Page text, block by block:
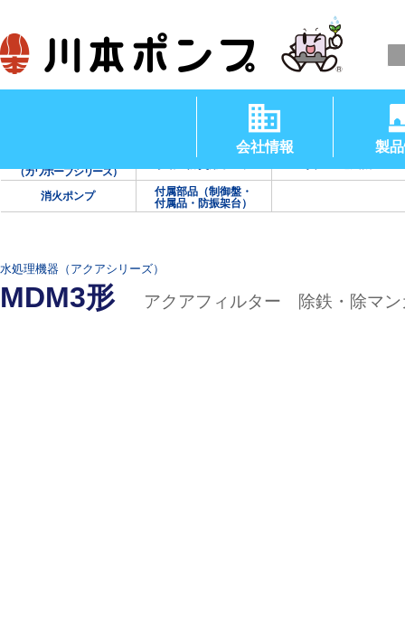
会社情報 製
（温水用水中ポンプ）
（カワホープシリーズ）
消火ポンプ
付属部品（制御盤・
付属品・防振架台）
水処理機器（アクアシリーズ）
MDM3形 アクアフィルター 除鉄・除マン